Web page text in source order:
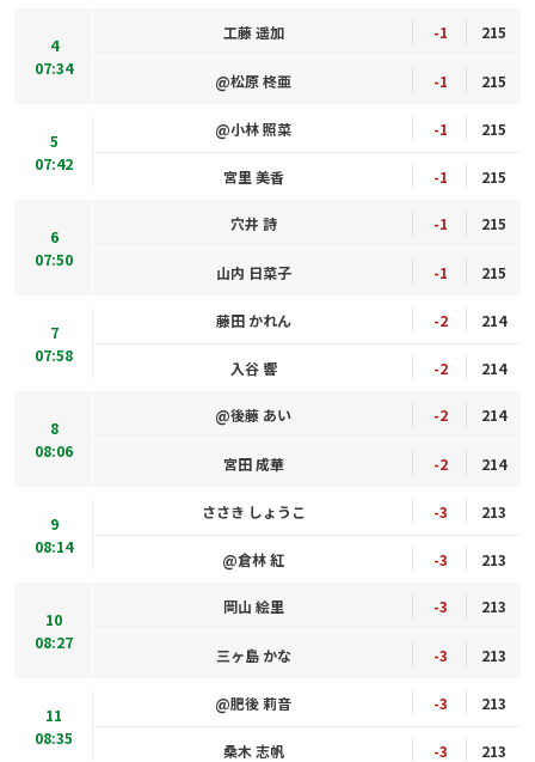
4
07:34
工藤 遥加 -1 215
@松原 柊亜 -1 215
5
07:42
@小林 照菜 -1 215
宮里 美香 -1 215
6
07:50
穴井 詩 -1 215
山内 日菜子 -1 215
7
07:58
藤田 かれん -2 214
入谷 響 -2 214
8
08:06
@後藤 あい -2 214
宮田 成華 -2 214
9
08:14
ささき しょうこ -3 213
@倉林 紅 -3 213
10
08:27
岡山 絵里 -3 213
三ヶ島 かな -3 213
11
08:35
@肥後 莉音 -3 213
桑木 志帆 -3 213